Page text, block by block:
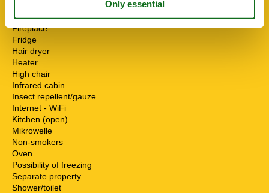
Fire extinguisher
Fireplace
Fridge
Hair dryer
Heater
High chair
Infrared cabin
Insect repellent/gauze
Internet - WiFi
Kitchen (open)
Mikrowelle
Non-smokers
Oven
Possibility of freezing
Separate property
Shower/toilet